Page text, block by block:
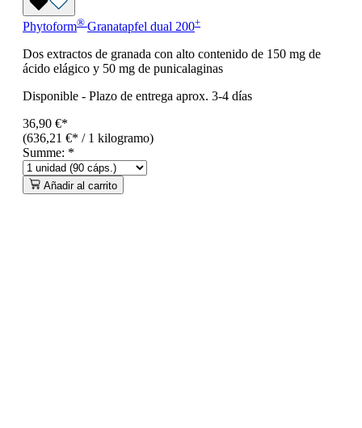
Phytoform® Granatapfel dual 200+
Dos extractos de granada con alto contenido de 150 mg de
ácido elágico y 50 mg de punicalaginas
Disponible - Plazo de entrega aprox. 3-4 días
36,90 €*
(636,21 €* / 1 kilogramo)
Summe: *
Añadir al carrito